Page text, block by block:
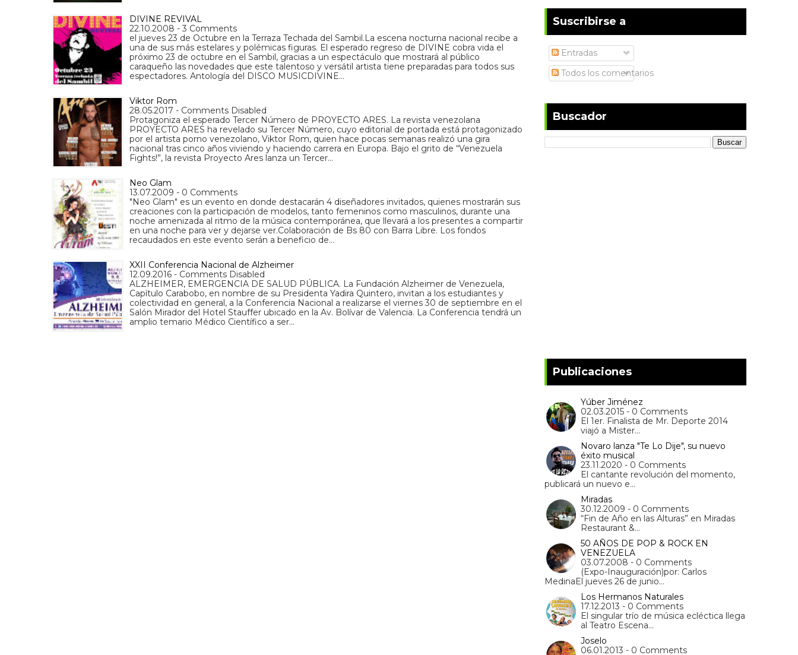
DIVINE REVIVAL
22.10.2008 - 3 Comments
el jueves 23 de Octubre en la Terraza Techada del Sambil.La escena nocturna nacional recibe a
una de sus más estelares y polémicas figuras. El esperado regreso de DIVINE cobra vida el
próximo 23 de octubre en el Sambil, gracias a un espectáculo que mostrará al público
caraqueño las novedades que este talentoso y versátil artista tiene preparadas para todos sus
espectadores. Antología del DISCO MUSICDIVINE…
Viktor Rom
28.05.2017 - Comments Disabled
Protagoniza el esperado Tercer Número de PROYECTO ARES. La revista venezolana
PROYECTO ARES ha revelado su Tercer Número, cuyo editorial de portada está protagonizado
por el artista porno venezolano, Viktor Rom, quien hace pocas semanas realizó una gira
nacional tras cinco años viviendo y haciendo carrera en Europa. Bajo el grito de “Venezuela
Fights!”, la revista Proyecto Ares lanza un Tercer…
Neo Glam
13.07.2009 - 0 Comments
"Neo Glam" es un evento en donde destacarán 4 diseñadores invitados, quienes mostrarán sus
creaciones con la participación de modelos, tanto femeninos como masculinos, durante una
noche amenizada al ritmo de la música contemporánea, que llevará a los presentes a compartir
en una noche para ver y dejarse ver.Colaboración de Bs 80 con Barra Libre. Los fondos
recaudados en este evento serán a beneficio de…
XXII Conferencia Nacional de Alzheimer
12.09.2016 - Comments Disabled
ALZHEIMER, EMERGENCIA DE SALUD PÚBLICA. La Fundación Alzheimer de Venezuela,
Capítulo Carabobo, en nombre de su Presidenta Yadira Quintero, invitan a los estudiantes y
colectividad en general, a la Conferencia Nacional a realizarse el viernes 30 de septiembre en el
Salón Mirador del Hotel Stauffer ubicado en la Av. Bolívar de Valencia. La Conferencia tendrá un
amplio temario Médico Científico a ser…
Suscribirse a
Entradas
Todos los comentarios
Buscador
Publicaciones
Yúber Jiménez
02.03.2015 - 0 Comments
El 1er. Finalista de Mr. Deporte 2014
viajó a Mister…
Novaro lanza "Te Lo Dije", su nuevo
éxito musical
23.11.2020 - 0 Comments
El cantante revolución del momento,
publicará un nuevo e…
Miradas
30.12.2009 - 0 Comments
“Fin de Año en las Alturas” en Miradas
Restaurant &…
50 AÑOS DE POP & ROCK EN
VENEZUELA
03.07.2008 - 0 Comments
(Expo-Inauguración)por: Carlos
MedinaEl jueves 26 de junio…
Los Hermanos Naturales
17.12.2013 - 0 Comments
El singular trío de música ecléctica llega
al Teatro Escena…
Joselo
06.01.2013 - 0 Comments